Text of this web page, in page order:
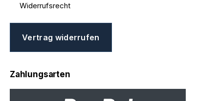
Widerrufsrecht
Vertrag widerrufen
Zahlungsarten